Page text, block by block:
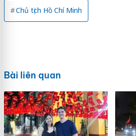
Chủ tịch Hồ Chí Minh
Bài liên quan